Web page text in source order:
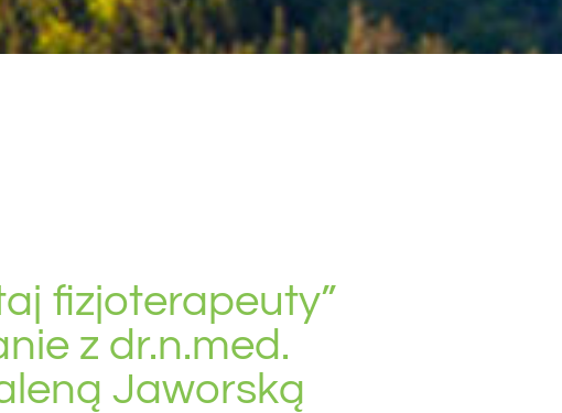
fizjoterapeuty”
z dr.n.med.
Jaworską